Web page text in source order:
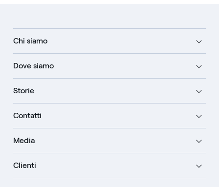
Chi siamo
Dove siamo
Storie
Contatti
Media
Clienti